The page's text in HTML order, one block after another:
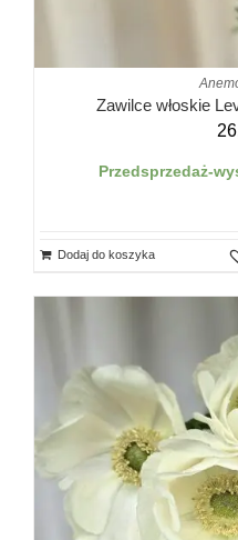
Zawilce włoskie
Przedsprzedaż-
Dodaj do koszyka